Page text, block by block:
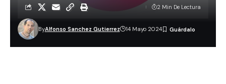
ByAlfonso Sanchez Gutierrez 14 Mayo 2024
2 Min De Lectura